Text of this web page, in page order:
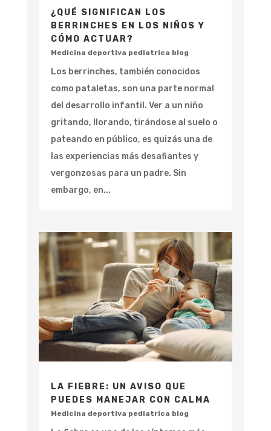
¿QUÉ SIGNIFICAN LOS
BERRINCHES EN LOS NIÑOS Y
CÓMO ACTUAR?
Medicina deportiva pediatrica blog
Los berrinches, también conocidos
como pataletas, son una parte normal
del desarrollo infantil. Ver a un niño
gritando, llorando, tirándose al suelo o
pateando en público, es quizás una de
las experiencias más desafiantes y
vergonzosas para un padre. Sin
embargo, en...
LA FIEBRE: UN AVISO QUE
PUEDES MANEJAR CON CALMA
Medicina deportiva pediatrica blog